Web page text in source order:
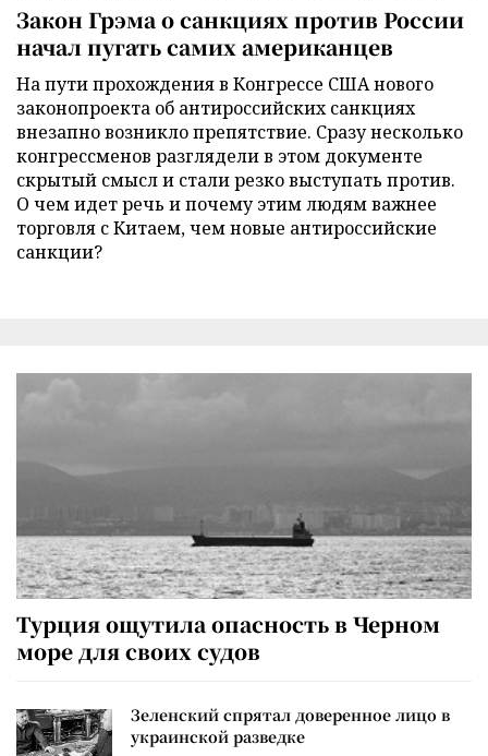
Закон Грэма о санкциях против России
начал пугать самих американцев
На пути прохождения в Конгрессе США нового
законопроекта об антироссийских санкциях
внезапно возникло препятствие. Сразу несколько
конгрессменов разглядели в этом документе
скрытый смысл и стали резко выступать против.
О чем идет речь и почему этим людям важнее
торговля с Китаем, чем новые антироссийские
санкции?
Турция ощутила опасность в Черном
море для своих судов
Зеленский спрятал доверенное лицо в
украинской разведке